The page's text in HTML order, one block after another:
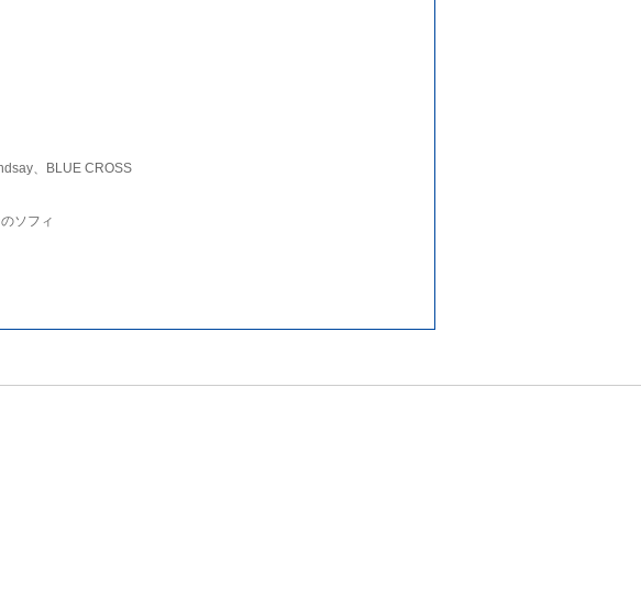
、BLUE CROSS
ソフィ